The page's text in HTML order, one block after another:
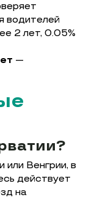
водителей
2 лет, 0.05%
—
или Венгрии, в
действует
на